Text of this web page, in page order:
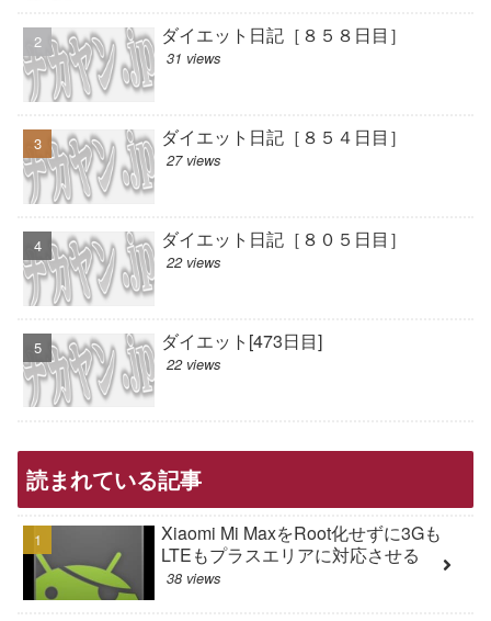
ダイエット日記［８５８日目］
31 views
ダイエット日記［８５４日目］
27 views
ダイエット日記［８０５日目］
22 views
ダイエット[473日目]
22 views
読まれている記事
Xiaomi Mi MaxをRoot化せずに3Gも
LTEもプラスエリアに対応させる
38 views